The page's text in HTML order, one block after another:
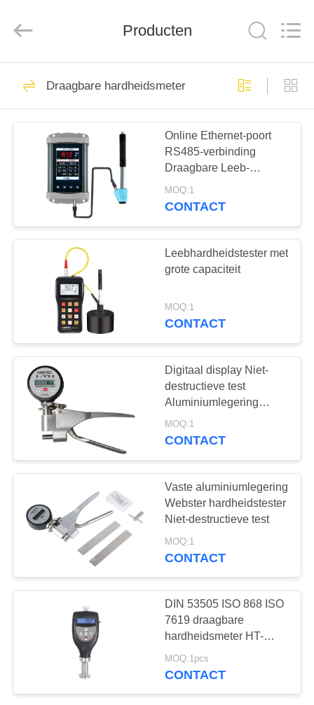
HUIS
PRODUCTEN
ONGEVEER
FABRIEKSREIS
KWALITEITSCONTROLE
CONTACTEER
ONS
VERZOEK
OM EEN
CITAAT
SITEMAP
PRIVACY
POLICY
CORPORATION.
Ultrasone Fout
Detector
Ultrasoon
diktemeter
64
Laagdiktemeter
108
Draagbare
hardheidsmeter
Producten
Draagbare hardheidsmeter
Online Ethernet-poort
RS485-verbinding
Draagbare Leeb-
hardheidstester voor
echttijdhardheidstesten
MOQ:1
CONTACT
Leebhardheidstester met
grote capaciteit
MOQ:1
CONTACT
Digitaal display Niet-
destructieve test
Aluminiumlegering
Webster hardheidstester
MOQ:1
CONTACT
Vaste aluminiumlegering
Webster hardheidstester
Niet-destructieve test
MOQ:1
CONTACT
DIN 53505 ISO 868 ISO
7619 draagbare
hardheidsmeter HT-
6710A
MOQ:1pcs
CONTACT